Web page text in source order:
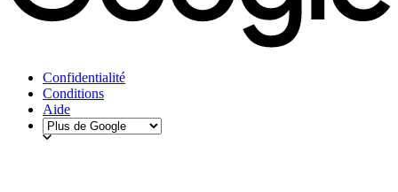
Confidentialité
Conditions
Aide